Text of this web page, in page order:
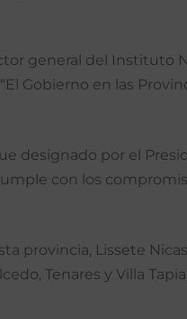
general del Instituto
Gobierno en las
designado por el
con los
provincia, Lissete
Tenares y Villa